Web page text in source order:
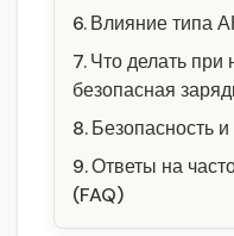
Влияние типа
Что делать при
безопасная
Безопасность
Ответы на
(FAQ)